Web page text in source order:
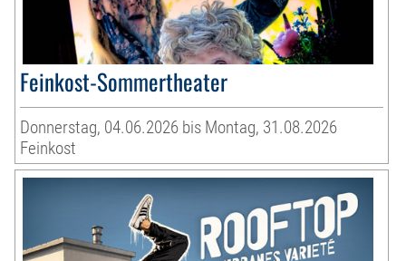
Feinkost-Sommertheater
Donnerstag, 04.06.2026 bis Montag, 31.08.2026
Feinkost